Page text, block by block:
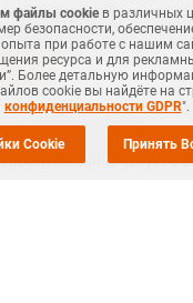
работу на
проведения
.
сообщается, работает
была остановлена на
половине августа
файлы cookieв различных
безопасности,
опыта при работе с нашим
ресурса и для
Более детальную
cookie вы найдёте на
конфиденциальности GDPR".
Cookie Принять